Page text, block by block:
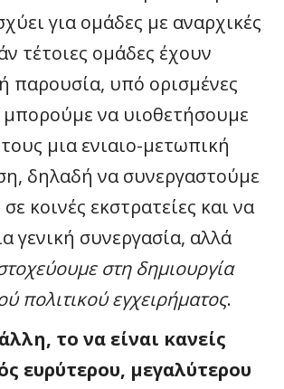
για ομάδες με αναρχικές
τέτοιες ομάδες έχουν
παρουσία, υπό ορισμένες
να υιοθετήσουμε
μια ενιαιο-μετωπική
δηλαδή να συνεργαστούμε
κοινές εκστρατείες και να
γενική συνεργασία, αλλά
στη δημιουργία
πολιτικού εγχειρήματος.
το να είναι κανείς
ευρύτερου, μεγαλύτερου